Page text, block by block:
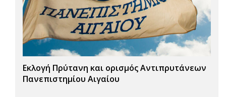
Εκλογή Πρύτανη και ορισμός Αντιπρυτάνεων
Πανεπιστημίου Αιγαίου